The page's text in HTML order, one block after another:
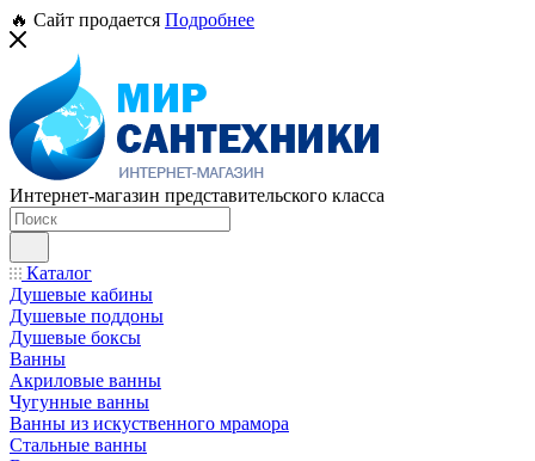
🔥 Сайт продается Подробнее
Интернет-магазин представительского класса
Каталог
Душевые кабины
Душевые поддоны
Душевые боксы
Ванны
Акриловые ванны
Чугунные ванны
Ванны из искуственного мрамора
Стальные ванны